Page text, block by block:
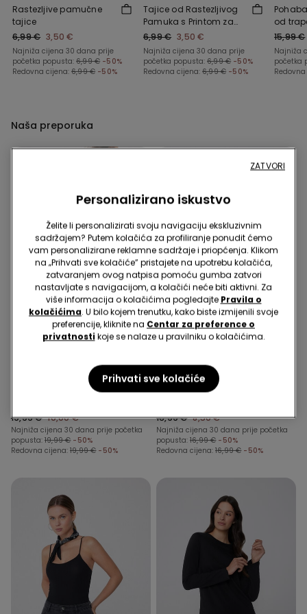
Rastezljive pamučne
tajice
6,99 € 3,50 €
Najniža cijena 30 dana prije
početka popusta: 6,99 € -50%
Redovna cijena: 6,99 € -50%
Tajice od Rastezljivog
Pamuka s Printom za
Djevojčice
6,99 € 3,50 €
Najniža cijena 30 dana prije
početka popusta: 6,99 € -50%
Redovna cijena: 6,99 € -50%
od
15,99 €
Najniža
početka
Naša preporuka
Reciklirana mikrovlakna
Jednodijelni Nabrani
Naramenica od
Recikliranih Mikrovlakana
19,99 € 10,00 €
Najniža cijena 30 dana prije početka
popusta: 19,99 € -50%
Redovna cijena: 19,99 € -50%
3 Boje
Kratka Pamučna Pidžama
16,99 € 8,50 €
Najniža cijena 30 dana prije početka
popusta: 16,99 € -50%
Redovna cijena: 16,99 € -50%
Personalizirano iskustvo
Želite li personalizirati svoju navigaciju ekskluzivnim
sadržajem? Putem kolačića za profiliranje ponudit ćemo
vam personalizirane reklamne sadržaje i priopćenja. Klikom
na „Prihvati sve kolačiće” pristajete na upotrebu kolačića,
zatvaranjem ovog natpisa pomoću gumba zatvori
nastavljate s navigacijom, a kolačići neće biti aktivni. Za
više informacija o kolačićima pogledajte Pravila o
kolačićima. U bilo kojem trenutku, kako biste izmijenili svoje
preferencije, kliknite na Centar za preference o
privatnosti koje se nalaze u pravilniku o kolačićima.
Prihvati sve kolačiće
ZATVORI